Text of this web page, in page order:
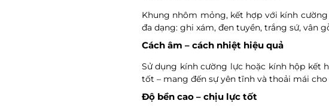
Khung nhôm mỏng, kết hợp với kính
đa dạng: ghi xám, đen tuyền, trắng sứ, vân
Cách âm – cách nhiệt hiệu quả
Sử dụng kính cường lực hoặc kính hộp kết
tốt – mang đến sự yên tĩnh và thoải mái
Độ bền cao – chịu lực tốt